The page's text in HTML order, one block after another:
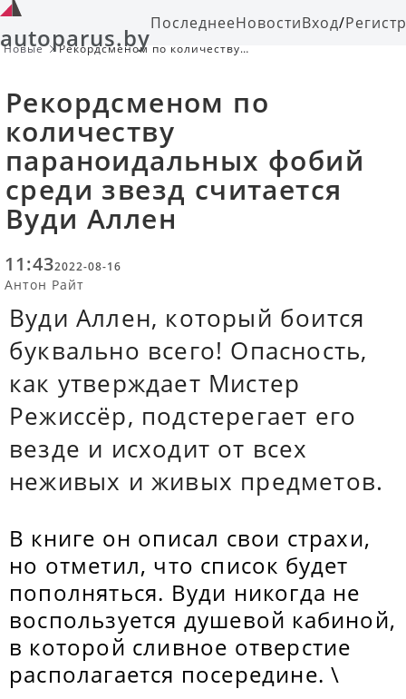
autoparus.byПоследнееНовостиВход/
Новые
Рекордсменом по количеству
Рекордсменом по
количеству
параноидальных фобий
среди звезд считается
Вуди Аллен
11:432022-08-16
Антон Райт
Вуди Аллен, который боится
буквально всего! Опасность,
как утверждает Мистер
Режиссёр, подстерегает его
везде и исходит от всех
неживых и живых предметов.
В книге он описал свои страхи,
но отметил, что список будет
пополняться. Вуди никогда не
воспользуется душевой кабиной,
в которой сливное отверстие
располагается посередине. \